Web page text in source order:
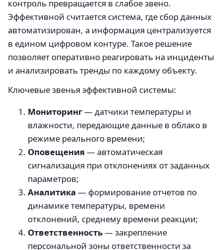
контроль превращается в слабое звено.
Эффективной считается система, где сбор данных
автоматизирован, а информация централизуется
в едином цифровом контуре. Такое решение
позволяет оперативно реагировать на инциденты
и анализировать тренды по каждому объекту.
Ключевые звенья эффективной системы:
Мониторинг— датчики температуры и
влажности, передающие данные в облако в
режиме реального времени;
Оповещения — автоматическая
сигнализация при отклонениях от заданных
параметров;
Аналитика — формирование отчетов по
динамике температуры, времени
отклонений, среднему времени реакции;
Ответственность— закрепление
персональной зоны ответственности за